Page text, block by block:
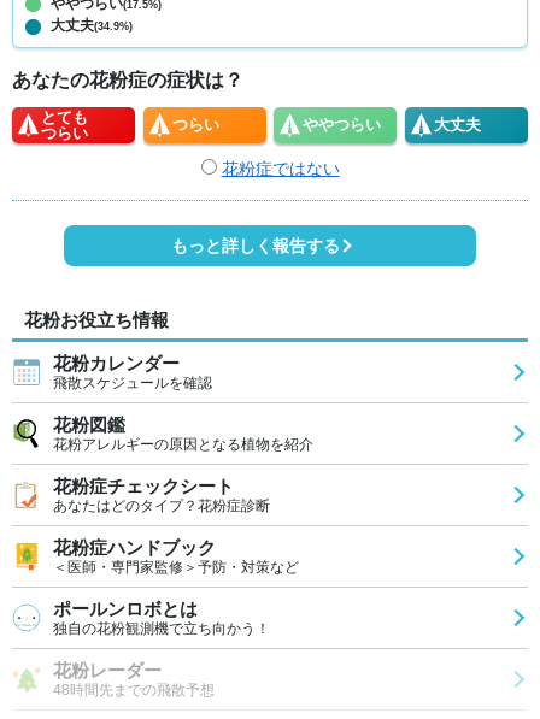
ややつらい(17.5%)
大丈夫(34.9%)
あなたの花粉症の症状は？
とても
つらい
つらい ややつらい 大丈夫
花粉症ではない
もっと詳しく報告する
花粉お役立ち情報
花粉カレンダー
飛散スケジュールを確認
花粉図鑑
花粉アレルギーの原因となる植物を紹介
花粉症チェックシート
あなたはどのタイプ？花粉症診断
花粉症ハンドブック
＜医師・専門家監修＞予防・対策など
ポールンロボとは
独自の花粉観測機で立ち向かう！
花粉レーダー
48時間先までの飛散予想